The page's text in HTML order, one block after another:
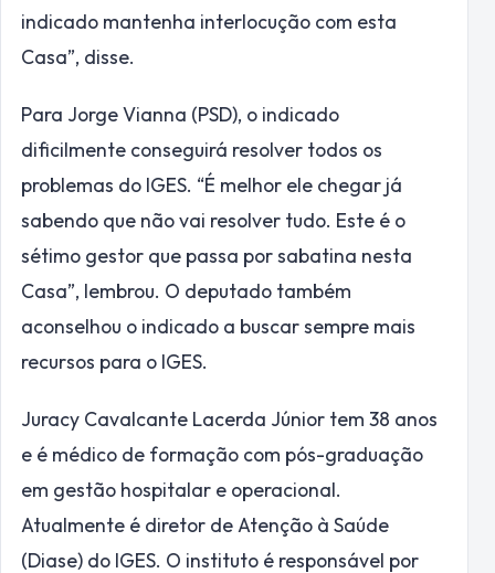
indicado mantenha interlocução com esta
Casa”, disse.
Para Jorge Vianna (PSD), o indicado
dificilmente conseguirá resolver todos os
problemas do IGES. “É melhor ele chegar já
sabendo que não vai resolver tudo. Este é o
sétimo gestor que passa por sabatina nesta
Casa”, lembrou. O deputado também
aconselhou o indicado a buscar sempre mais
recursos para o IGES.
Juracy Cavalcante Lacerda Júnior tem 38 anos
e é médico de formação com pós-graduação
em gestão hospitalar e operacional.
Atualmente é diretor de Atenção à Saúde
(Diase) do IGES. O instituto é responsável por